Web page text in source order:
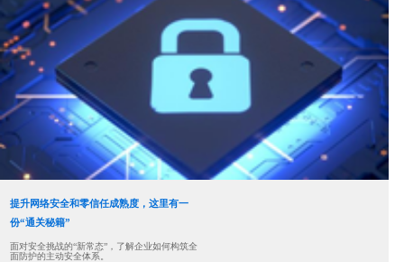
提升网络安全和零信任成熟度，这里有一
份“通关秘籍”
面对安全挑战的“新常态”，了解企业如何构筑全
面防护的主动安全体系。